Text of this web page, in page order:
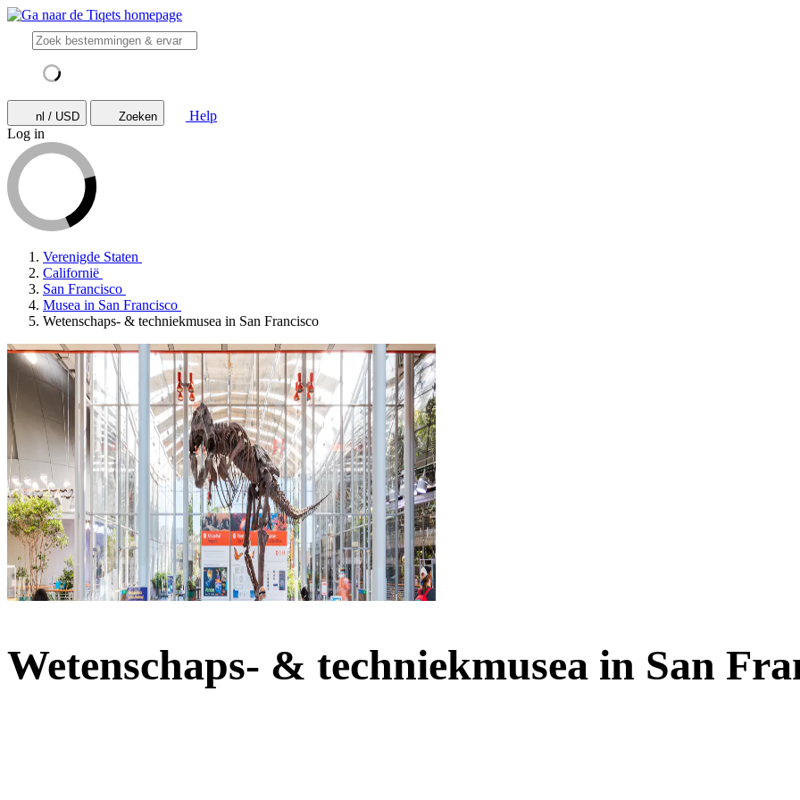
nl / USD Zoeken
Help
Log in
Verenigde Staten
Californië
San Francisco
Musea in San Francisco
Wetenschaps- & techniekmusea in San Francisco
Wetenschaps- & techniekmusea in San